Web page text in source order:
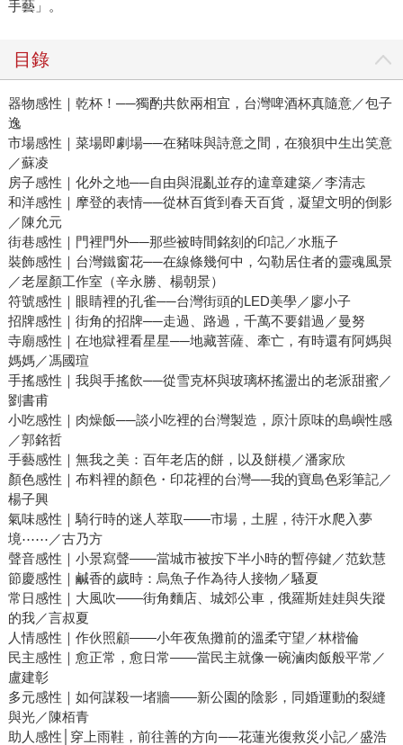
手藝」。
目錄
器物感性｜乾杯！──獨酌共飲兩相宜，台灣啤酒杯真隨意／包子
逸
市場感性｜菜場即劇場──在豬味與詩意之間，在狼狽中生出笑意
／蘇凌
房子感性｜化外之地──自由與混亂並存的違章建築／李清志
和洋感性｜摩登的表情──從林百貨到春天百貨，凝望文明的倒影
／陳允元
街巷感性｜門裡門外──那些被時間銘刻的印記／水瓶子
裝飾感性｜台灣鐵窗花──在線條幾何中，勾勒居住者的靈魂風景
／老屋顏工作室（辛永勝、楊朝景）
符號感性｜眼睛裡的孔雀──台灣街頭的LED美學／廖小子
招牌感性｜街角的招牌──走過、路過，千萬不要錯過／曼努
寺廟感性｜在地獄裡看星星──地藏菩薩、牽亡，有時還有阿媽與
媽媽／馮國瑄
手搖感性｜我與手搖飲──從雪克杯與玻璃杯搖盪出的老派甜蜜／
劉書甫
小吃感性｜肉燥飯──談小吃裡的台灣製造，原汁原味的島嶼性感
／郭銘哲
手藝感性｜無我之美：百年老店的餅，以及餅模／潘家欣
顏色感性｜布料裡的顏色・印花裡的台灣──我的寶島色彩筆記／
楊子興
氣味感性｜騎行時的迷人萃取——市場，土腥，待汗水爬入夢
境⋯⋯／古乃方
聲音感性｜小景寫聲——當城市被按下半小時的暫停鍵／范欽慧
節慶感性｜鹹香的歲時：烏魚子作為待人接物／騷夏
常日感性｜大風吹——街角麵店、城郊公車，俄羅斯娃娃與失蹤
的我／言叔夏
人情感性｜作伙照顧——小年夜魚攤前的溫柔守望／林楷倫
民主感性｜愈正常，愈日常——當民主就像一碗滷肉飯般平常／
盧建彰
多元感性｜如何謀殺一堵牆——新公園的陰影，同婚運動的裂縫
與光／陳栢青
助人感性│穿上雨鞋，前往善的方向──花蓮光復救災小記／盛浩